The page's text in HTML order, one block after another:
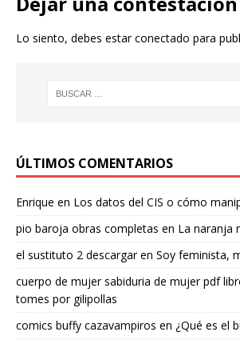
Lo siento, debes estarconectado para
ÚLTIMOS COMENTARIOS
Enrique en Los datos del CIS o cómo
pio baroja obras completas en La naranja
el sustituto 2 descargaren Soy feminista,
cuerpo de mujer sabiduria de mujer pdf
tomes por gilipollas
comics buffy cazavampiros en ¿Qué es el